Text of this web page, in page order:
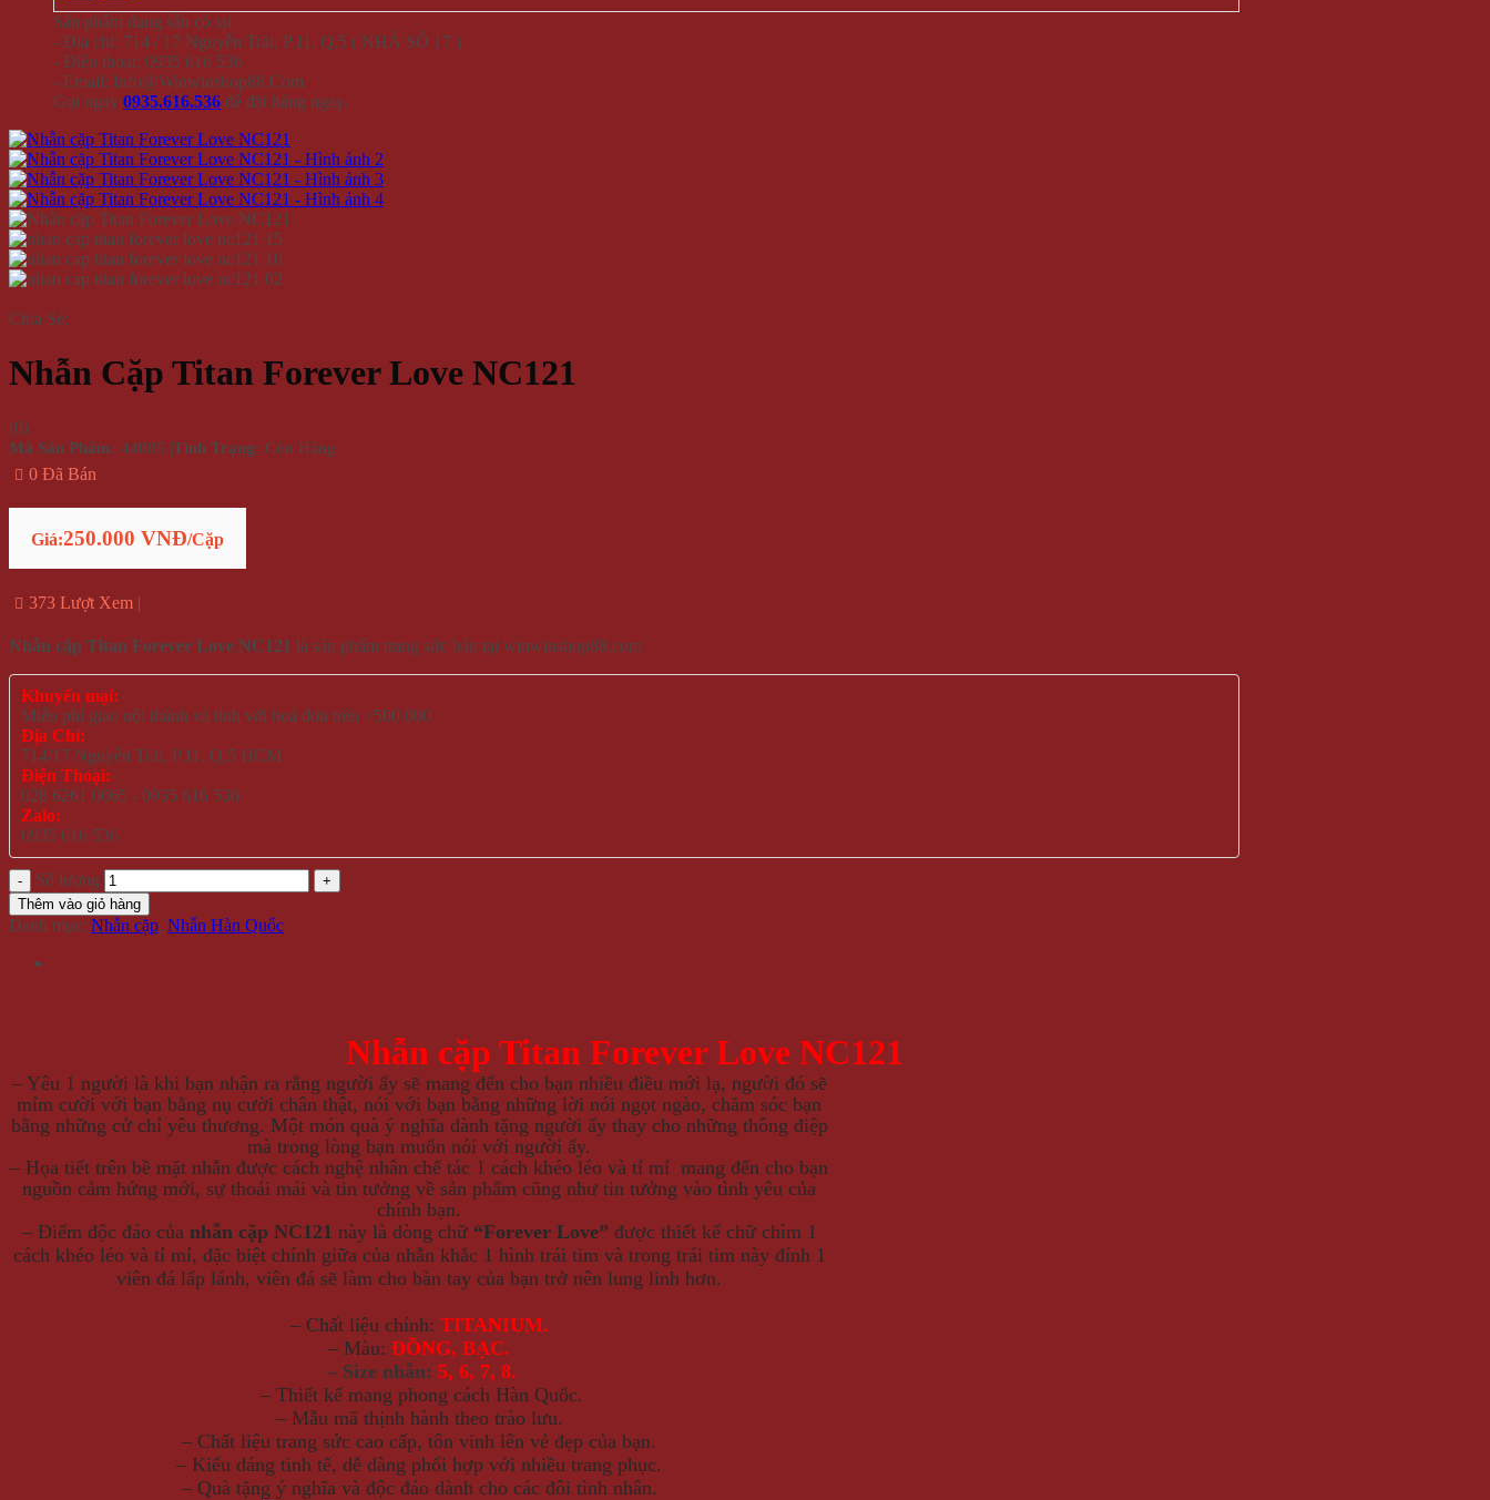
Sản phẩm đang sẵn có tại
- Địa chỉ: 714 / 17 Nguyễn Trãi, P.11, Q.5 ( NHÀ SỐ 17 )
- Điện thoại: 0935 616 536
- Email: Info@Winwinshop88.Com
Gọi ngay 0935.616.536 để đặt hàng ngay.
Chia Sẻ:
Nhẫn Cặp Titan Forever Love NC121
(0)
Mã Sản Phẩm: 44085 |Tình Trạng: Còn Hàng
0 Đã Bán
Giá:250.000 VNĐ/Cặp
373 Lượt Xem
Nhẫn cặp Titan Forever Love NC121 là sản phẩm trang sức bán tại winwinshop88.com
Khuyến mại:
Miễn phí giao nội thành và tỉnh với hoá đơn trên >500.000
Địa Chỉ:
714/17 Nguyễn Trãi, P.11, Q.5 HCM
Điện Thoại:
028 6261 0065 - 0935 616 536
Zalo:
0935 616 536
Số lượng
Thêm vào giỏ hàng
Danh mục: Nhẫn cặp, Nhẫn Hàn Quốc
Nhẫn cặp Titan Forever Love NC121
– Yêu 1 người là khi bạn nhận ra rằng người ấy sẽ mang đến cho bạn nhiều điều mới lạ, người đó sẽ
mỉm cười với bạn bằng nụ cười chân thật, nói với bạn bằng những lời nói ngọt ngào, chăm sóc bạn
bằng những cử chỉ yêu thương. Một món quà ý nghĩa dành tặng người ấy thay cho những thông điệp
mà trong lòng bạn muốn nói với người ấy.
– Họa tiết trên bề mặt nhẫn được cách nghệ nhân chế tác 1 cách khéo léo và tỉ mỉ mang đến cho bạn
nguồn cảm hứng mới, sự thoải mái và tin tưởng về sản phẩm cũng như tin tưởng vào tình yêu của
chính bạn.
– Điểm độc đáo của nhẫn cặp NC121 này là dòng chữ “Forever Love” được thiết kế chữ chìm 1
cách khéo léo và tỉ mỉ, đặc biệt chính giữa của nhẫn khắc 1 hình trái tim và trong trái tim này đính 1
viên đá lấp lánh, viên đá sẽ làm cho bàn tay của bạn trở nên lung linh hơn.
– Chất liệu chính: TITANIUM.
– Màu: ĐỒNG, BẠC.
– Size nhẫn: 5, 6, 7, 8.
– Thiết kế mang phong cách Hàn Quốc.
– Mẫu mã thịnh hành theo trào lưu.
– Chất liệu trang sức cao cấp, tôn vinh lên vẻ đẹp của bạn.
– Kiểu dáng tinh tế, dễ dàng phối hợp với nhiều trang phục.
– Quà tặng ý nghĩa và độc đáo dành cho các đôi tình nhân.